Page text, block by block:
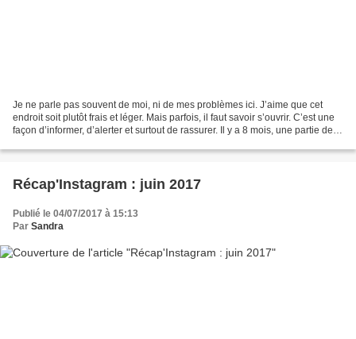
Je ne parle pas souvent de moi, ni de mes problèmes ici. J’aime que cet
endroit soit plutôt frais et léger. Mais parfois, il faut savoir s’ouvrir. C’est une
façon d’informer, d’alerter et surtout de rassurer. Il y a 8 mois, une partie de
Récap'Instagram : juin 2017
Publié le 04/07/2017 à 15:13
Par Sandra